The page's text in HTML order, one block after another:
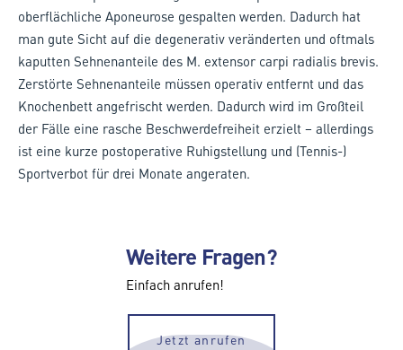
oberflächliche Aponeurose gespalten werden. Dadurch hat
man gute Sicht auf die degenerativ veränderten und oftmals
kaputten Sehnenanteile des M. extensor carpi radialis brevis.
Zerstörte Sehnenanteile müssen operativ entfernt und das
Knochenbett angefrischt werden. Dadurch wird im Großteil
der Fälle eine rasche Beschwerdefreiheit erzielt – allerdings
ist eine kurze postoperative Ruhigstellung und (Tennis-)
Sportverbot für drei Monate angeraten.
Weitere Fragen?
Einfach anrufen!
Jetzt anrufen